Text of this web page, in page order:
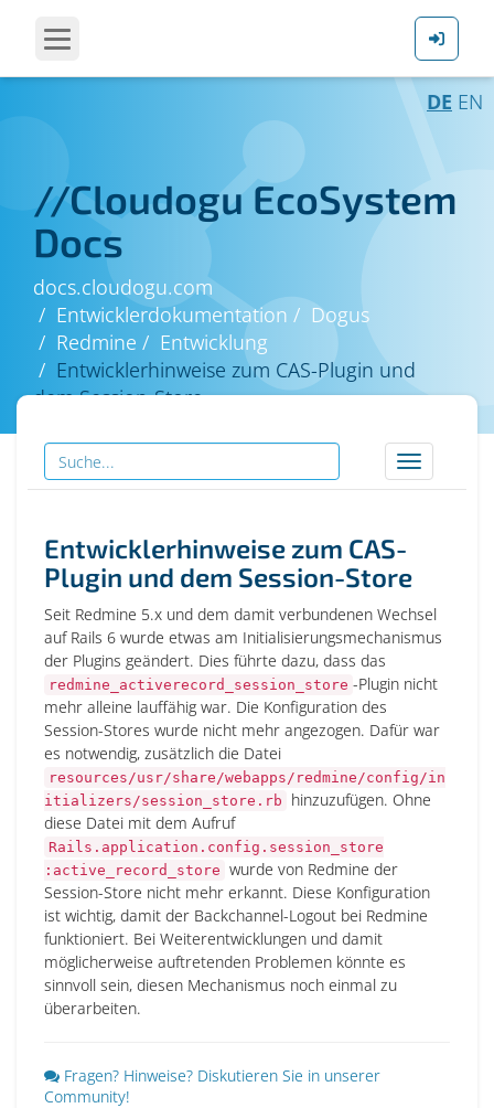
DE EN
//Cloudogu EcoSystem
Docs
docs.cloudogu.com
Entwicklerdokumentation
Dogus
Redmine
Entwicklung
Entwicklerhinweise zum CAS-Plugin und
dem Session-Store
Toggle
navigation
Entwicklerhinweise zum CAS-
Plugin und dem Session-Store
Seit Redmine 5.x und dem damit verbundenen Wechsel
auf Rails 6 wurde etwas am Initialisierungsmechanismus
der Plugins geändert. Dies führte dazu, dass das
redmine_activerecord_session_store -Plugin nicht
mehr alleine lauffähig war. Die Konfiguration des
Session-Stores wurde nicht mehr angezogen. Dafür war
es notwendig, zusätzlich die Datei
resources/usr/share/webapps/redmine/config/in
itializers/session_store.rb
hinzuzufügen. Ohne
diese Datei mit dem Aufruf
Rails.application.config.session_store
:active_record_store wurde von Redmine der
Session-Store nicht mehr erkannt. Diese Konfiguration
ist wichtig, damit der Backchannel-Logout bei Redmine
funktioniert. Bei Weiterentwicklungen und damit
möglicherweise auftretenden Problemen könnte es
sinnvoll sein, diesen Mechanismus noch einmal zu
überarbeiten.
Fragen? Hinweise? Diskutieren Sie in unserer
Community!